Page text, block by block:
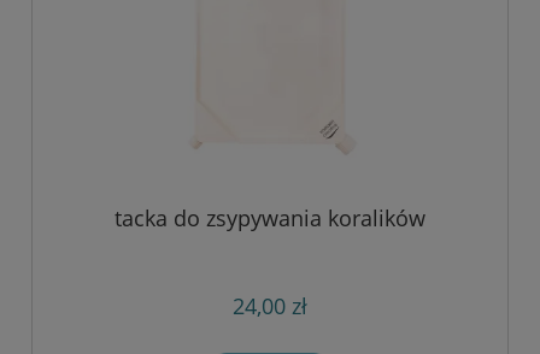
tacka do zsypywania koralików
24,00 zł